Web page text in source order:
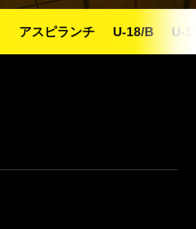
アスピランチ U-18/B U-